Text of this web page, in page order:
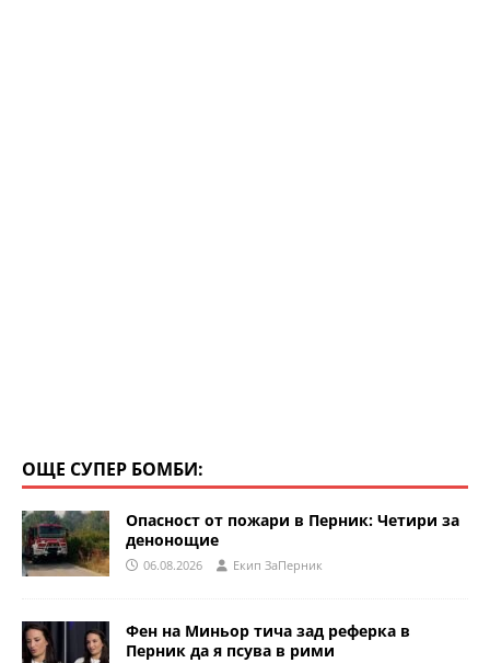
ОЩЕ СУПЕР БОМБИ:
Опасност от пожари в Перник: Четири за
денонощие
06.08.2026 Eкип ЗаПерник
Фен на Миньор тича зад реферка в
Перник да я псува в рими